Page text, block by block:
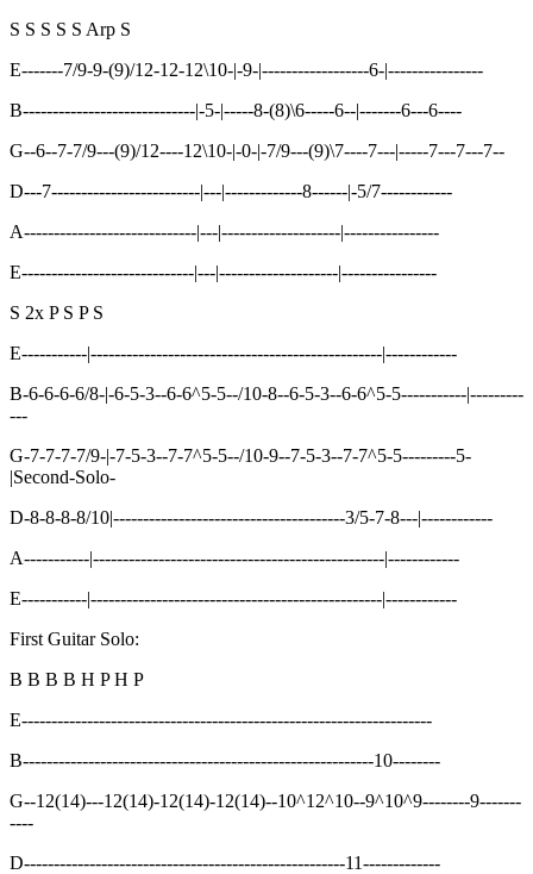
S S S S S Arp S
E-------7/9-9-(9)/12-12-12\10-|-9-|------------------6-|----------------
B-----------------------------|-5-|-----8-(8)\6-----6--|-------6---6----
G--6--7-7/9---(9)/12----12\10-|-0-|-7/9---(9)\7----7---|-----7---7---7--
D---7-------------------------|---|-------------8------|-5/7------------
A-----------------------------|---|--------------------|----------------
E-----------------------------|---|--------------------|----------------
S 2x P S P S
E-----------|-------------------------------------------------|------------
B-6-6-6-6/8-|-6-5-3--6-6^5-5--/10-8--6-5-3--6-6^5-5-----------|---------
---
G-7-7-7-7/9-|-7-5-3--7-7^5-5--/10-9--7-5-3--7-7^5-5---------5-
|Second-Solo-
D-8-8-8-8/10|---------------------------------------3/5-7-8---|------------
A-----------|-------------------------------------------------|------------
E-----------|-------------------------------------------------|------------
First Guitar Solo:
B B B B H P H P
E---------------------------------------------------------------------
B-----------------------------------------------------------10--------
G--12(14)---12(14)-12(14)-12(14)--10^12^10--9^10^9--------9-------
----
D------------------------------------------------------11-------------